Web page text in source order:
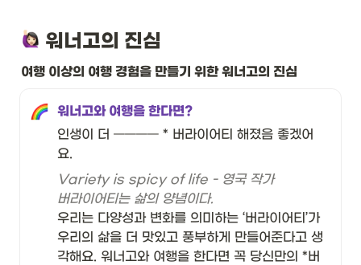
워너고의 진심
여행 이상의 여행 경험을 만들기 위한 워너고의 진심
워너고와 여행을 한다면?
인생이 더 ———— * 버라이어티 해졌음 좋겠어
요.
Variety is spicy of life - 영국 작가
버라이어티는 삶의 양념이다.
우리는 다양성과 변화를 의미하는 ‘버라이어티’가
우리의 삶을 더 맛있고 풍부하게 만들어준다고 생
각해요. 워너고와 여행을 한다면 꼭 당신만의 *버